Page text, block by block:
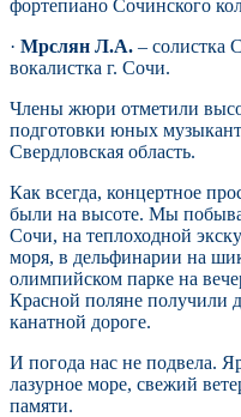
фортепиано Сочинского
· Мрслян Л.А. – солистка
вокалистка г. Сочи.
Члены жюри отметили
подготовки юных
Свердловская область.
Как всегда, концертное
были на высоте. Мы
Сочи, на теплоходной
моря, в дельфинарии на
олимпийском парке на
Красной поляне получили
канатной дороге.
И погода нас не подвела.
лазурное море, свежий
памяти.